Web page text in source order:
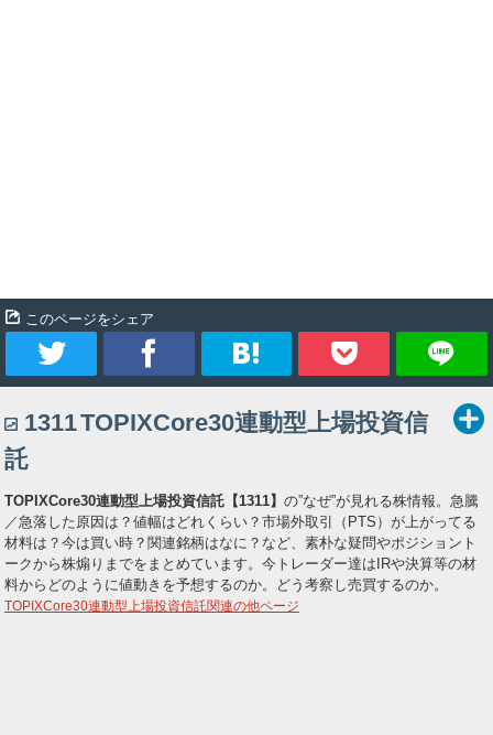
このページをシェア
ー
ト
ア
ッ
マ
ー
ク
Pocket
1311TOPIXCore30連動型上場投資信
託
TOPIXCore30連動型上場投資信託【1311】 の”なぜ”が見れる株情報。急騰
／急落した原因は？値幅はどれくらい？市場外取引（PTS）が上がってる
材料は？今は買い時？関連銘柄はなに？など、素朴な疑問やポジショント
ークから株煽りまでをまとめています。今トレーダー達はIRや決算等の材
料からどのように値動きを予想するのか。どう考察し売買するのか。
TOPIXCore30連動型上場投資信託関連の他ページ